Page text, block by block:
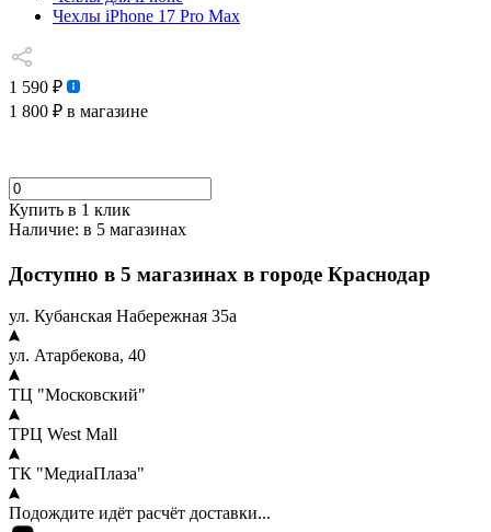
Чехлы iPhone 17 Pro Max
1 590 ₽
1 800 ₽ в магазине
Купить в 1 клик
Наличие: в 5 магазинах
Доступно в 5 магазинах в городе Краснодар
ул. Кубанская Набережная 35а
ул. Атарбекова, 40
ТЦ "Московский"
ТРЦ West Mall
ТК "МедиаПлаза"
Подождите идёт расчёт доставки...